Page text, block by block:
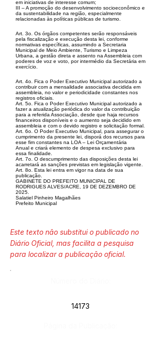
em iniciativas de interesse comum;
III – A promoção do desenvolvimento socioeconômico e
da sustentabilidade na região, especialmente
relacionadas às políticas públicas de turismo.
Art. 3o. Os órgãos competentes serão responsáveis
pela fiscalização e execução desta lei, conforme
normativas específicas, assumindo a Secretaria
Municipal de Meio Ambiente, Turismo e Limpeza
Urbana, a gestão direta e assento na Assembleia com
poderes de voz e voto, por intermédio da Secretária em
exercício.
Art. 4o. Fica o Poder Executivo Municipal autorizado a
contribuir com a mensalidade associativa decidida em
assembleia, no valor e periodicidade constantes nos
registros oficiais.
Art. 5o. Fica o Poder Executivo Municipal autorizado a
fazer a atualização periódica do valor da contribuição
para a referida Associação, desde que haja recursos
financeiros disponíveis e o aumento seja decidido em
assembleia e com o devido registro e solicitação formal.
Art. 6o. O Poder Executivo Municipal, para assegurar o
cumprimento da presente lei, disporá dos recursos para
esse fim constantes na LOA – Lei Orçamentária
Anual e criará elemento de despesa exclusivo para
essa finalidade.
Art. 7o. O descumprimento das disposições desta lei
acarretará as sanções previstas em legislação vigente.
Art. 8o. Esta lei entra em vigor na data de sua
publicação.
GABINETE DO PREFEITO MUNICIPAL DE
RODRIGUES ALVES/ACRE, 19 DE DEZEMBRO DE
2025.
Salatiel Pinheiro Magalhães
Prefeito Municipal
Este texto não substitui o publicado no
Diário Oficial, mas facilita a pesquisa
para localizar a publicação oficial.
14173